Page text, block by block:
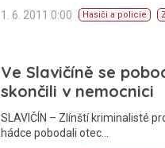
1. 6. 2011 0:00 Hasiči a policie
Ve Slavičíně se
skončili v nemocnici
SLAVIČÍN – Zlínští kriminalisté
hádce pobodali otec…